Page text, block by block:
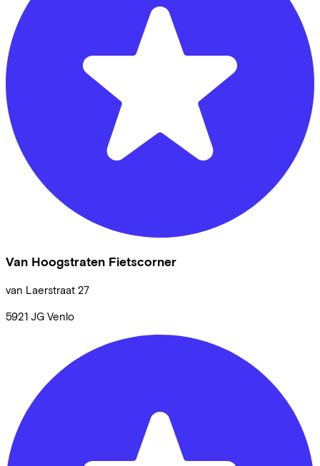
Van Hoogstraten Fietscorner
van Laerstraat 27
5921 JG Venlo